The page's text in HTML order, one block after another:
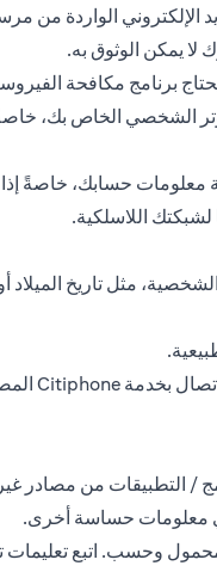
الإلكتروني الواردة من
يمكن الوثوق به.
برنامج مكافحة
الخاص بك،
معلومات حسابك، خاصةً
اللاسلكية.
مثل تاريخ الميلاد
/ التطبيقات من مصادر
معلومات حساسة أخرى.
وحسب. اتبع